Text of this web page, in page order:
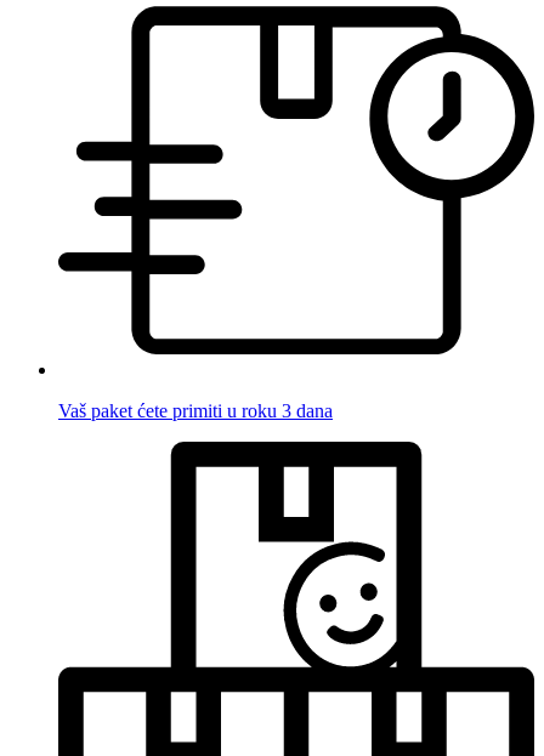
Vaš paket ćete primiti u roku 3 dana